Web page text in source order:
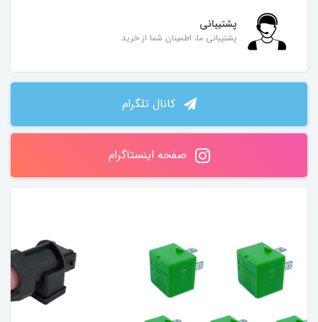
پشتیبانی
پشتیبانی ما، اطمینان شما از خرید
کانال تلگرام
صفحه اینستاگرام